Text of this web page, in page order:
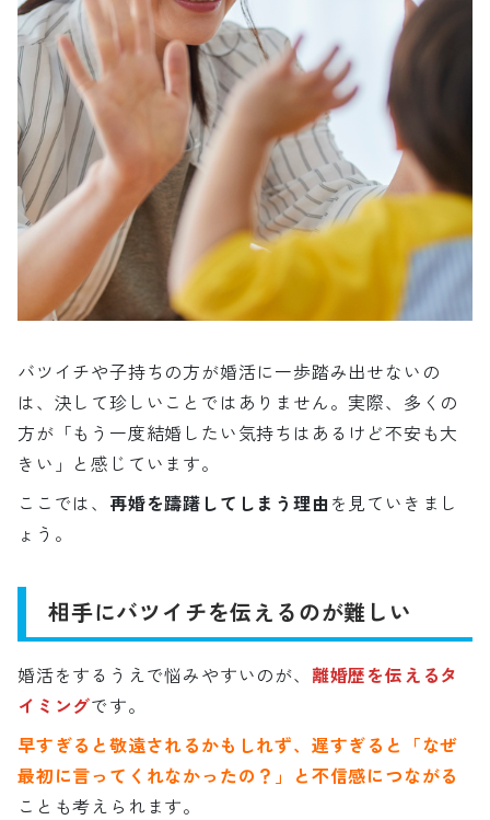
バツイチや子持ちの方が婚活に一歩踏み出せないの
は、決して珍しいことではありません。実際、多くの
方が「もう一度結婚したい気持ちはあるけど不安も大
きい」と感じています。
ここでは、 再婚を躊躇してしまう理由 を見ていきまし
ょう。
相手にバツイチを伝えるのが難しい
婚活をするうえで悩みやすいのが、 離婚歴を伝えるタ
イミングです。
早すぎると敬遠されるかもしれず、遅すぎると「なぜ
最初に言ってくれなかったの？」と不信感につながる
ことも考えられます。